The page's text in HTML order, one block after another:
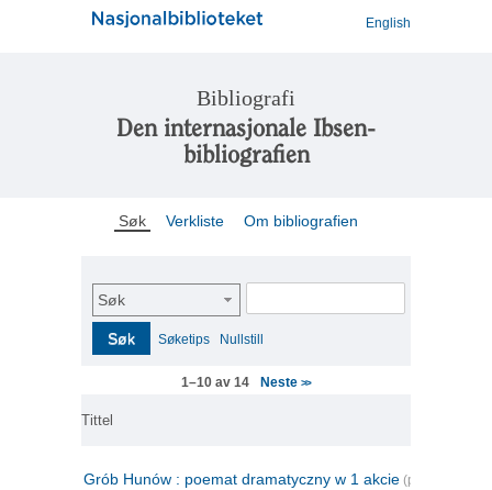
English
Bibliografi
Den internasjonale Ibsen-
bibliografien
Søk Verkliste Om bibliografien
Søk
Søk Søketips Nullstill
1–10 av 14 Neste>>
Tittel
Grób Hunów : poemat dramatyczny w 1 akcie (polsk)